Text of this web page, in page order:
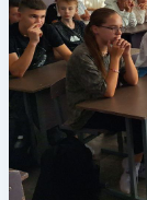
людей